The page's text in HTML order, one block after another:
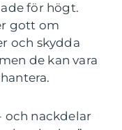
för högt.
gott om
och skydda
de kan vara
och nackdelar